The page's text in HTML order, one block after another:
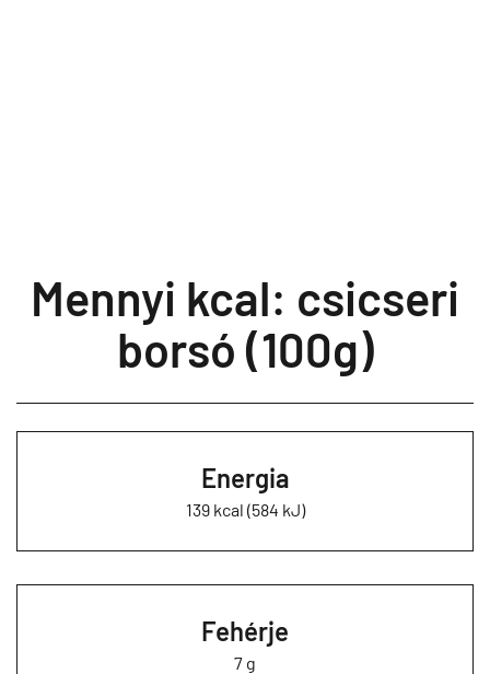
Mennyi kcal: csicseri
borsó (100g)
Energia
139 kcal (584 kJ)
Fehérje
7 g